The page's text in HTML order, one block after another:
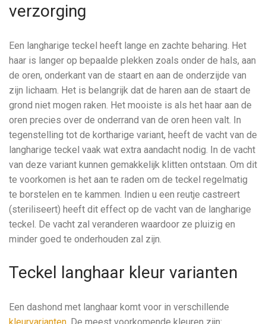
verzorging
Een langharige teckel heeft lange en zachte beharing. Het
haar is langer op bepaalde plekken zoals onder de hals, aan
de oren, onderkant van de staart en aan de onderzijde van
zijn lichaam. Het is belangrijk dat de haren aan de staart de
grond niet mogen raken. Het mooiste is als het haar aan de
oren precies over de onderrand van de oren heen valt. In
tegenstelling tot de kortharige variant, heeft de vacht van de
langharige teckel vaak wat extra aandacht nodig. In de vacht
van deze variant kunnen gemakkelijk klitten ontstaan. Om dit
te voorkomen is het aan te raden om de teckel regelmatig
te borstelen en te kammen. Indien u een reutje castreert
(steriliseert) heeft dit effect op de vacht van de langharige
teckel. De vacht zal veranderen waardoor ze pluizig en
minder goed te onderhouden zal zijn.
Teckel langhaar kleur varianten
Een dashond met langhaar komt voor in verschillende